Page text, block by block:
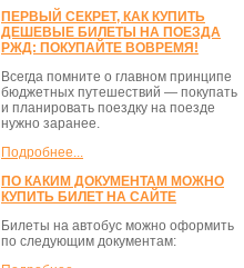
ПЕРВЫЙ СЕКРЕТ, КАК КУПИТЬ
ДЕШЕВЫЕ БИЛЕТЫ НА ПОЕЗДА
РЖД: ПОКУПАЙТЕ ВОВРЕМЯ!
Всегда помните о главном принципе
бюджетных путешествий — покупать
и планировать поездку на поезде
нужно заранее.
Подробнее...
ПО КАКИМ ДОКУМЕНТАМ МОЖНО
КУПИТЬ БИЛЕТ НА САЙТЕ
Билеты на автобус можно оформить
по следующим документам: